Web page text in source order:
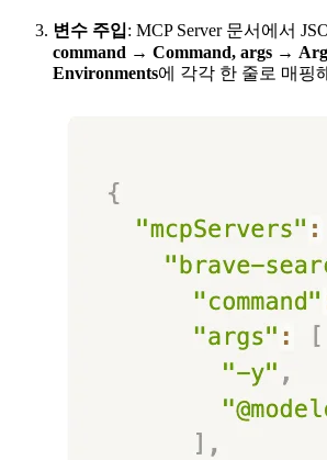
변수 주입: MCP Server 문서에서
command → Command, args →
Environments에 각각 한 줄로 매핑